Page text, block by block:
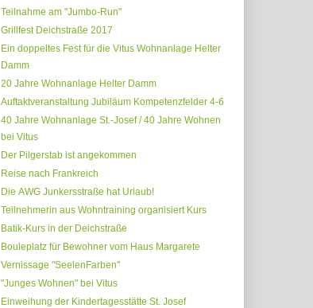
Teilnahme am "Jumbo-Run"
Grillfest Deichstraße 2017
Ein doppeltes Fest für die Vitus Wohnanlage Helter
Damm
20 Jahre Wohnanlage Helter Damm
Auftaktveranstaltung Jubiläum Kompetenzfelder 4-6
40 Jahre Wohnanlage St.-Josef / 40 Jahre Wohnen
bei Vitus
Der Pilgerstab ist angekommen
Reise nach Frankreich
Die AWG Junkersstraße hat Urlaub!
Teilnehmerin aus Wohntraining organisiert Kurs
Batik-Kurs in der Deichstraße
Bouleplatz für Bewohner vom Haus Margarete
Vernissage "SeelenFarben"
"Junges Wohnen" bei Vitus
Einweihung der Kindertagesstätte St. Josef